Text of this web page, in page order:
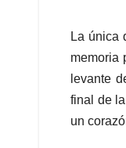
La única
memoria
levante
final de
un